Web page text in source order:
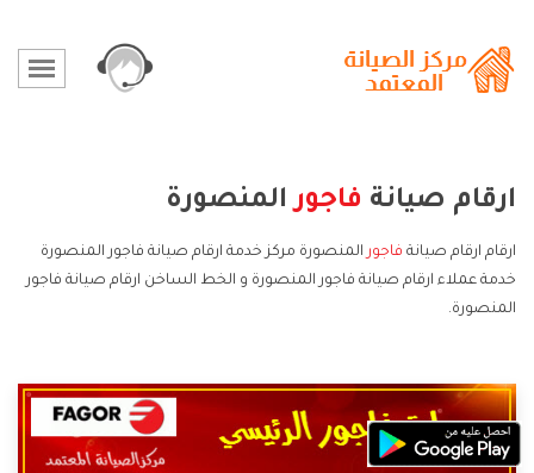
ارقام صيانة فاجورالمنصورة
ارقام ارقام صيانة فاجور المنصورة مركز خدمة ارقام صيانة فاجور المنصورة
خدمة عملاء ارقام صيانة فاجور المنصورة و الخط الساخن ارقام صيانة فاجور
المنصورة.